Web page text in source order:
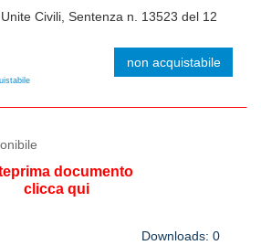
Civili, Sentenza n. 13523 del 12
non acquistabile
documento
clicca qui
Downloads: 0